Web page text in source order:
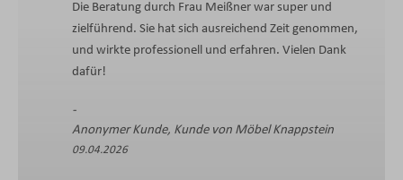
Die Beratung durch Frau Meißner war super und
zielführend. Sie hat sich ausreichend Zeit genommen,
und wirkte professionell und erfahren. Vielen Dank
dafür!
Anonymer Kunde, Kunde von Möbel Knappstein
09.04.2026